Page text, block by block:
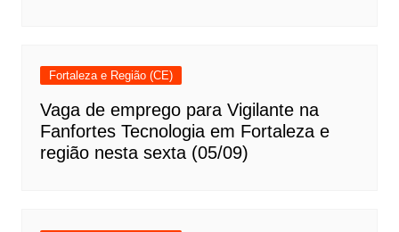
Fortaleza e Região (CE)
Vaga de emprego para Vigilante na
Fanfortes Tecnologia em Fortaleza e
região nesta sexta (05/09)